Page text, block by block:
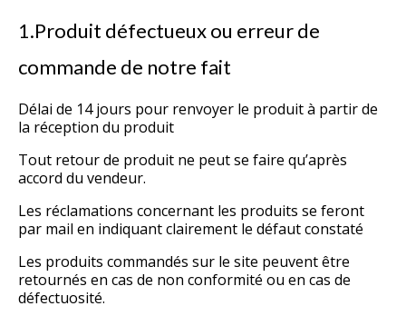
1.Produit défectueux ou erreur de
commande de notre fait
Délai de 14 jours pour renvoyer le produit à partir de
la réception du produit
Tout retour de produit ne peut se faire qu’après
accord du vendeur.
Les réclamations concernant les produits se feront
par mail en indiquant clairement le défaut constaté
Les produits commandés sur le site peuvent être
retournés en cas de non conformité ou en cas de
défectuosité.